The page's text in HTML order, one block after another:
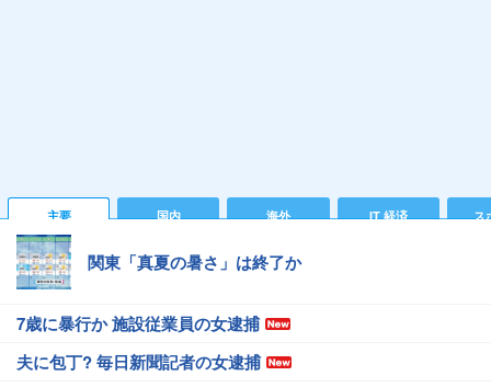
主要 国内 海外 IT 経済 ス
関東「真夏の暑さ」は終了か
7歳に暴行か 施設従業員の女逮捕
夫に包丁? 毎日新聞記者の女逮捕